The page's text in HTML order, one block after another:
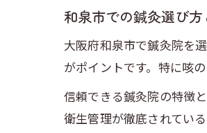
和泉市での鍼灸選び
大阪府和泉市で鍼灸院を
がポイントです。特に咳
信頼できる鍼灸院の特徴
衛生管理が徹底されてい